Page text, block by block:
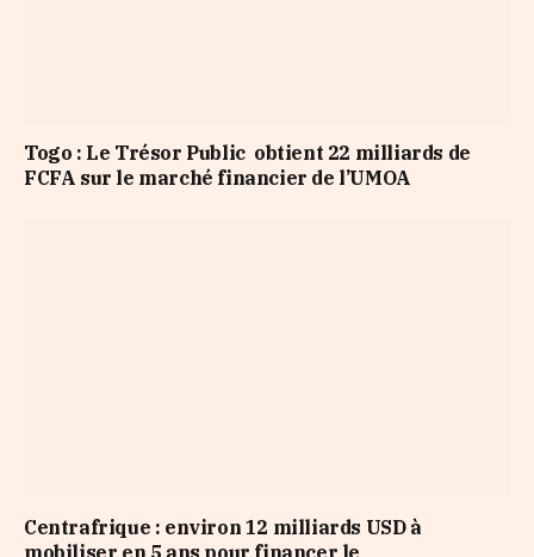
Togo : Le Trésor Public obtient 22 milliards de
FCFA sur le marché financier de l’UMOA
Centrafrique : environ 12 milliards USD à
mobiliser en 5 ans pour financer le